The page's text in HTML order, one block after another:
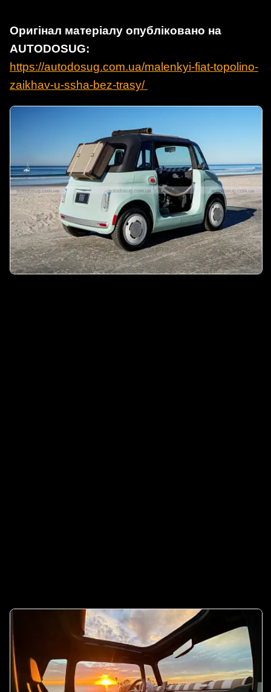
Оригінал матеріалу опубліковано на
AUTODOSUG:
https://autodosug.com.ua/malenkyi-fiat-topolino-
zaikhav-u-ssha-bez-trasy/